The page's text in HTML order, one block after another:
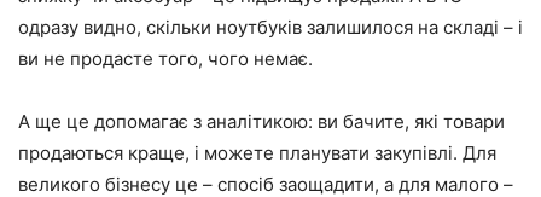
одразу видно, скільки ноутбуків залишилося на складі – і
ви не продасте того, чого немає.
А ще це допомагає з аналітикою: ви бачите, які товари
продаються краще, і можете планувати закупівлі. Для
великого бізнесу це – спосіб заощадити, а для малого –